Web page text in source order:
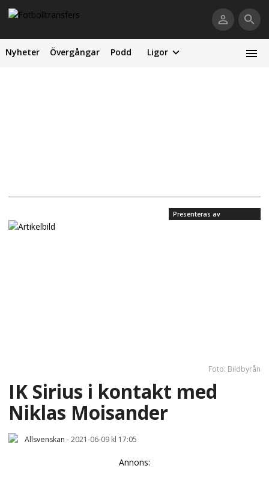
Nyheter Övergångar Podd Ligor
Presenteras av
Foto: Bildbyrån
IK Sirius i kontakt med
Niklas Moisander
Allsvenskan -2021-06-09 kl 17:05
Annons: